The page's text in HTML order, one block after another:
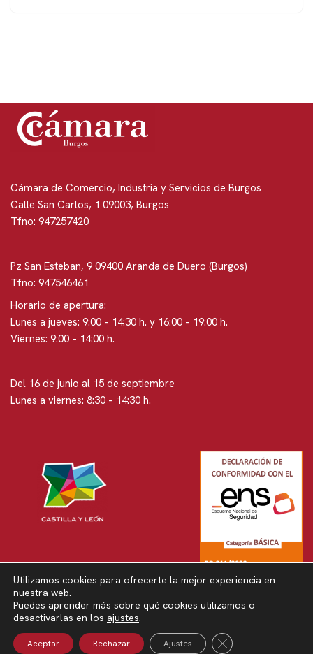
Cámara de Comercio, Industria y Servicios de Burgos
Calle San Carlos, 1 09003, Burgos
Tfno: 947257420
Pz San Esteban, 9 09400 Aranda de Duero (Burgos)
Tfno: 947546461
Horario de apertura:
Lunes a jueves: 9:00 – 14:30 h. y 16:00 – 19:00 h.
Viernes: 9:00 – 14:00 h.
Del 16 de junio al 15 de septiembre
Lunes a viernes: 8:30 – 14:30 h.
Neve| Funciona gracias aWordPress
Política de privacidad
Política de privacidad en RRSS
Utilizamos cookies para ofrecerte la mejor experiencia en
nuestra web.
Puedes aprender más sobre qué cookies utilizamos o
desactivarlas en los ajustes.
Aceptar Rechazar Ajustes Cerrar El Banner